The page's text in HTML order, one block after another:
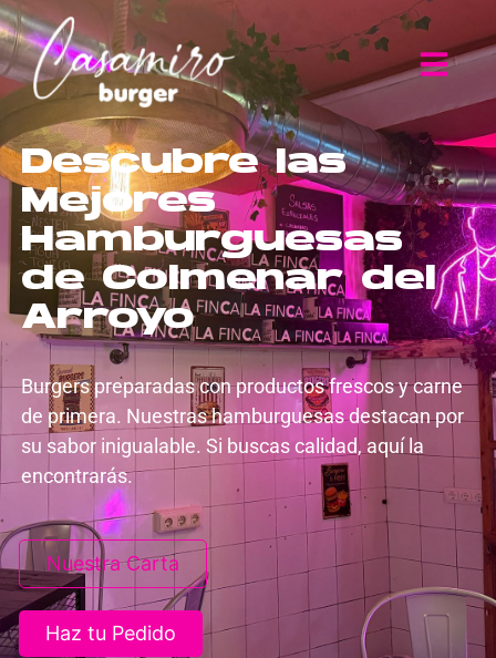
Descubre las
Mejores
Hamburguesas
de Colmenar del
Arroyo
Burgers preparadas con productos frescos y carne
de primera. Nuestras hamburguesas destacan por
su sabor inigualable. Si buscas calidad, aquí la
encontrarás.
Nuestra Carta
Haz tu Pedido